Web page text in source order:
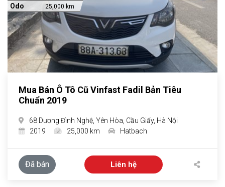
Odo 25,000 km
Mua Bán Ô Tô Cũ Vinfast Fadil Bản Tiêu
Chuẩn 2019
68 Dương Đình Nghệ, Yên Hòa, Cầu Giấy, Hà Nội
2019
25,000 km Hatbach
Đã bán Liên hệ